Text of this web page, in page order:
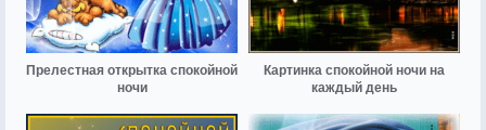
Прелестная открытка спокойной
ночи
Картинка спокойной ночи на
каждый день